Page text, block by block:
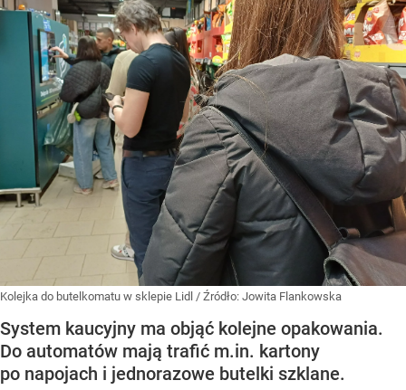
Kolejka do butelkomatu w sklepie Lidl / Źródło: Jowita Flankowska
System kaucyjny ma objąć kolejne opakowania.
Do automatów mają trafić m.in. kartony
po napojach i jednorazowe butelki szklane.